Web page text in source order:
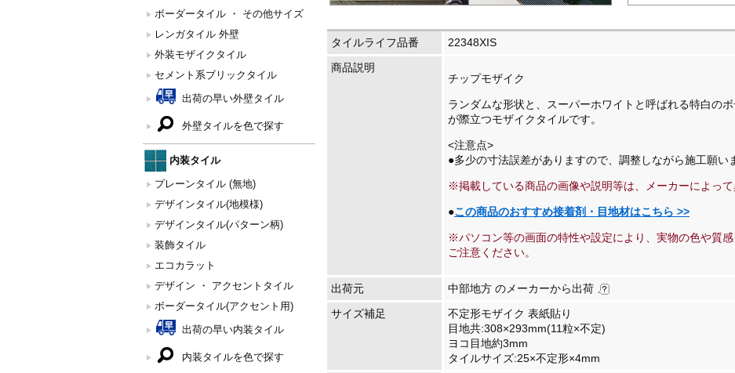
ボーダータイル ・ その他サイズ
レンガタイル 外壁
外装モザイクタイル
セメント系ブリックタイル
出荷の早い外壁タイル
外壁タイルを色で探す
内装タイル
プレーンタイル (無地)
デザインタイル(地模様)
デザインタイル(パターン柄)
装飾タイル
エコカラット
デザイン ・ アクセントタイル
ボーダータイル(アクセント用)
出荷の早い内装タイル
内装タイルを色で探す
タイルライフ品番
22348XIS
商品説明
チップモザイク
ランダムな形状と、スーパーホワイトと呼ばれる特白の
が際立つモザイクタイルです。
<注意点>
●多少の寸法誤差がありますので、調整しながら施工願い
※掲載している商品の画像や説明等は、メーカーによって
●この商品のおすすめ接着剤・目地材はこちら >>
※パソコン等の画面の特性や設定により、実物の色や質感
ご注意ください。
出荷元
中部地方 のメーカーから出荷
サイズ補足
不定形モザイク 表紙貼り
目地共:308×293mm(11粒×不定)
ヨコ目地約3mm
タイルサイズ:25×不定形×4mm